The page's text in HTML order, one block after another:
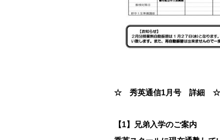
☆ 秀英通信1月号 詳細 ☆
【1】兄弟入学のご案内